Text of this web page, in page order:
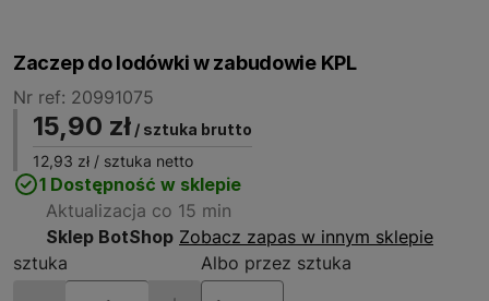
Zaczep do lodówki w zabudowie KPL
Nr ref: 20991075
15,90 zł / sztuka brutto
12,93 zł / sztuka netto
1 Dostępność w sklepie
Aktualizacja co 15 min
Sklep BotShop Zobacz zapas w innym sklepie
sztuka
Albo przez sztuka